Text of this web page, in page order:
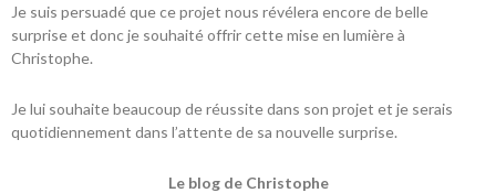
Je suis persuadé que ce projet nous révélera encore de belle
surprise et donc je souhaité offrir cette mise en lumière à
Christophe.
Je lui souhaite beaucoup de réussite dans son projet et je serais
quotidiennement dans l’attente de sa nouvelle surprise.
Le blog de Christophe